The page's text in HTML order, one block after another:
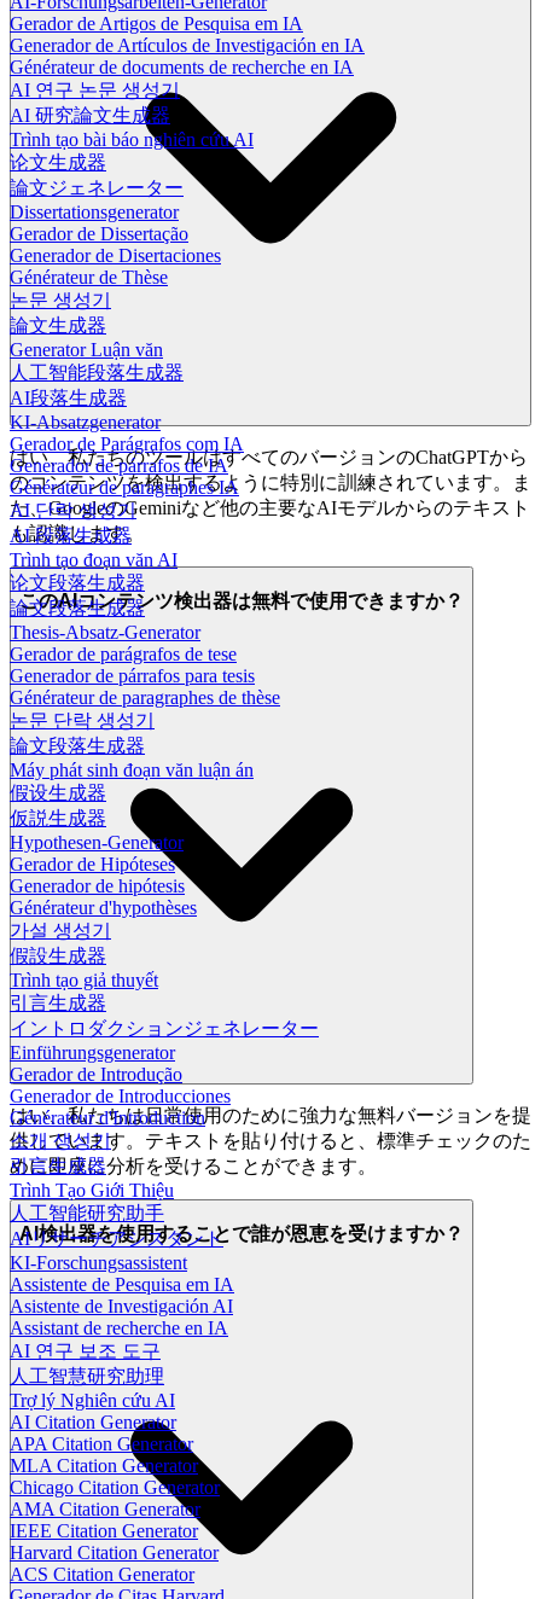
Gerador de Artigos de Pesquisa em IA
Generador de Artículos de Investigación en IA
Générateur de documents de recherche en IA
AI 연구 논문 생성기
AI 研究論文生成器
Trình tạo bài báo nghiên cứu AI
论文生成器
論文ジェネレーター
Dissertationsgenerator
Gerador de Dissertação
Generador de Disertaciones
Générateur de Thèse
논문 생성기
論文生成器
Generator Luận văn
人工智能段落生成器
AI段落生成器
KI-Absatzgenerator
Gerador de Parágrafos com IA
Generador de párrafos de IA
Générateur de paragraphes IA
AI 단락 생성기
AI 段落生成器
Trình tạo đoạn văn AI
论文段落生成器
論文段落生成器
Thesis-Absatz-Generator
Gerador de parágrafos de tese
Generador de párrafos para tesis
Générateur de paragraphes de thèse
논문 단락 생성기
論文段落生成器
Máy phát sinh đoạn văn luận án
假设生成器
仮説生成器
Hypothesen-Generator
Gerador de Hipóteses
Generador de hipótesis
Générateur d'hypothèses
가설 생성기
假設生成器
Trình tạo giả thuyết
引言生成器
イントロダクションジェネレーター
Einführungsgenerator
Gerador de Introdução
Generador de Introducciones
Générateur d'Introduction
소개 생성기
引言生成器
Trình Tạo Giới Thiệu
人工智能研究助手
AIリサーチアシスタント
KI-Forschungsassistent
Assistente de Pesquisa em IA
Asistente de Investigación AI
Assistant de recherche en IA
AI 연구 보조 도구
人工智慧研究助理
Trợ lý Nghiên cứu AI
AI Citation Generator
APA Citation Generator
MLA Citation Generator
Chicago Citation Generator
AMA Citation Generator
IEEE Citation Generator
Harvard Citation Generator
ACS Citation Generator
はい、私たちのツールはすべてのバージョンのChatGPTから
のコンテンツを検出するように特別に訓練されています。ま
た、GoogleのGeminiなど他の主要なAIモデルからのテキスト
も認識します。
このAIコンテンツ検出器は無料で使用できますか？
はい、私たちは日常使用のために強力な無料バージョンを提
供しています。テキストを貼り付けると、標準チェックのた
めに即座に分析を受けることができます。
AI検出器を使用することで誰が恩恵を受けますか？